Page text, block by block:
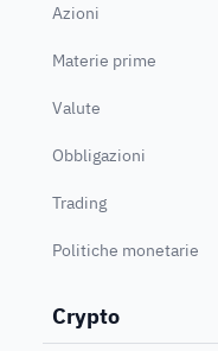
Azioni
Materie prime
Valute
Obbligazioni
Trading
Politiche monetarie
Crypto